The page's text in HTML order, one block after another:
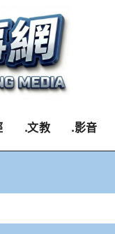
.文教 .影音